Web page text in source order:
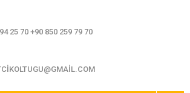
25 70 +90 850 259 79 70